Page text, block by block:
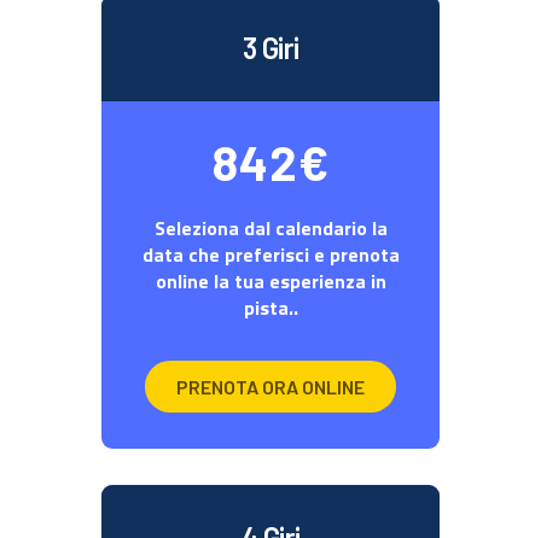
3 Giri
842€
Seleziona dal calendario la
data che preferisci e prenota
online la tua esperienza in
pista..
PRENOTA ORA ONLINE